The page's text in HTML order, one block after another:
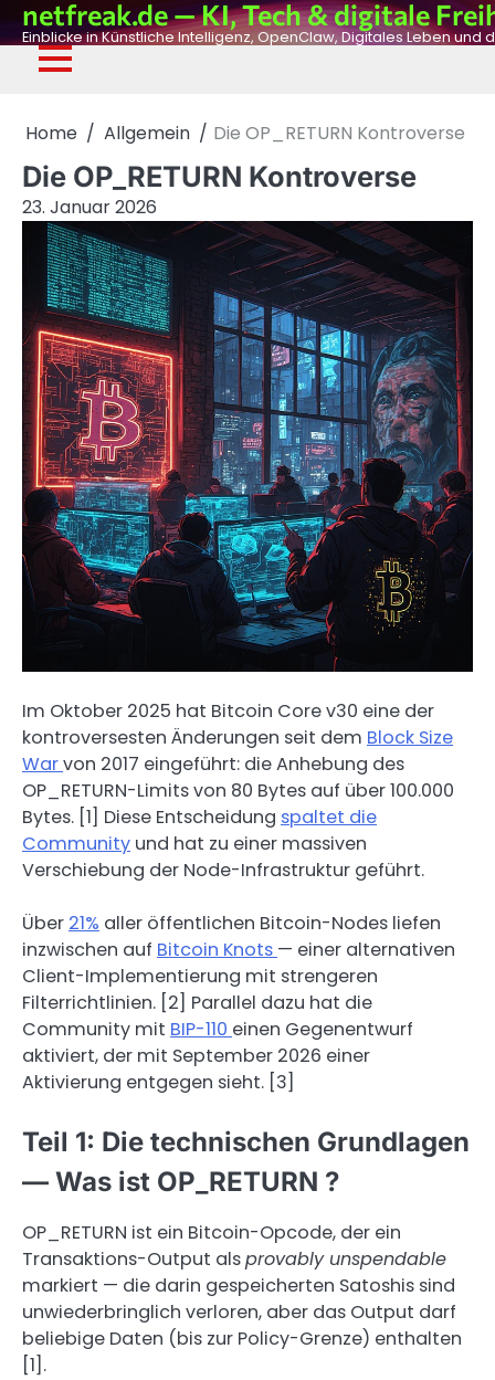
Skip
to
content
netfreak.de — KI, Tech & digitale
Einblicke in Künstliche Intelligenz, OpenClaw, Digitales Leben und
Home Allgemein Die OP_RETURN Kontroverse
Die OP_RETURN Kontroverse
23. Januar 2026
Im Oktober 2025 hat Bitcoin Core v30 eine der
kontroversesten Änderungen seit dem Block Size
Warvon 2017 eingeführt: die Anhebung des
OP_RETURN-Limits von 80 Bytes auf über 100.000
Bytes. [1] Diese Entscheidung spaltet die
Community und hat zu einer massiven
Verschiebung der Node-Infrastruktur geführt.
Über 21% aller öffentlichen Bitcoin-Nodes liefen
inzwischen auf Bitcoin Knots — einer alternativen
Client-Implementierung mit strengeren
Filterrichtlinien. [2] Parallel dazu hat die
Community mit BIP-110 einen Gegenentwurf
aktiviert, der mit September 2026 einer
Aktivierung entgegen sieht. [3]
Teil 1: Die technischen Grundlagen
— Was ist OP_RETURN ?
OP_RETURN ist ein Bitcoin-Opcode, der ein
Transaktions-Output alsprovably unspendable
markiert — die darin gespeicherten Satoshis sind
unwiederbringlich verloren, aber das Output darf
beliebige Daten (bis zur Policy-Grenze) enthalten
[1].